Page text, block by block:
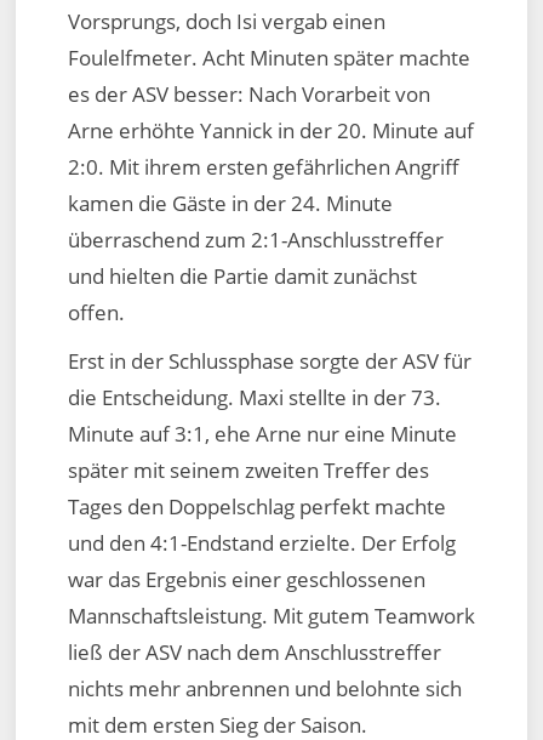
Vorsprungs, doch Isi vergab einen
Foulelfmeter. Acht Minuten später machte
es der ASV besser: Nach Vorarbeit von
Arne erhöhte Yannick in der 20. Minute auf
2:0. Mit ihrem ersten gefährlichen Angriff
kamen die Gäste in der 24. Minute
überraschend zum 2:1-Anschlusstreffer
und hielten die Partie damit zunächst
offen.
Erst in der Schlussphase sorgte der ASV für
die Entscheidung. Maxi stellte in der 73.
Minute auf 3:1, ehe Arne nur eine Minute
später mit seinem zweiten Treffer des
Tages den Doppelschlag perfekt machte
und den 4:1-Endstand erzielte. Der Erfolg
war das Ergebnis einer geschlossenen
Mannschaftsleistung. Mit gutem Teamwork
ließ der ASV nach dem Anschlusstreffer
nichts mehr anbrennen und belohnte sich
mit dem ersten Sieg der Saison.